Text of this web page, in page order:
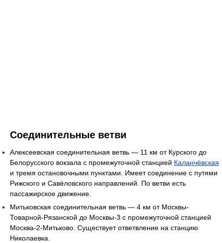
Соединительные ветви
Алексеевская соединительная ветвь — 11 км от Курского до
Белорусского вокзала с промежуточной станцией Каланчёвская
и тремя остановочными пунктами. Имеет соединение с путями
Рижского и Савёловского направлений. По ветви есть
пассажирское движение.
Митьковская соединительная ветвь — 4 км от Москвы-
Товарной-Рязанской до Москвы-3 с промежуточной станцией
Москва-2-Митьково. Существует ответвление на станцию
Николаевка.